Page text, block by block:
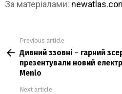
За матеріалами:
more
Previous article
Дивний ззовні – гарний
презентували новий
Menlo
Next article